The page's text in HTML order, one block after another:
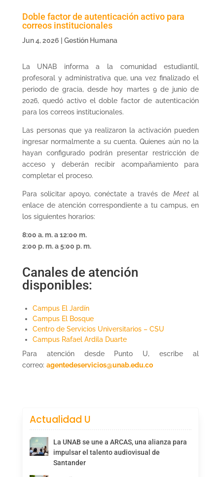
Doble factor de autenticación activo para
correos institucionales
Jun 4, 2026 Gestión Humana
La UNAB informa a la comunidad estudiantil,
profesoral y administrativa que, una vez finalizado el
periodo de gracia, desde hoy martes 9 de junio de
2026, quedó activo el doble factor de autenticación
para los correos institucionales.
Las personas que ya realizaron la activación pueden
ingresar normalmente a su cuenta. Quienes aún no la
hayan configurado podrán presentar restricción de
acceso y deberán recibir acompañamiento para
completar el proceso.
Para solicitar apoyo, conéctate a través deMeet al
enlace de atención correspondiente a tu campus, en
los siguientes horarios:
8:00 a. m. a 12:00 m.
2:00 p. m. a 5:00 p. m.
Canales de atención
disponibles:
Campus El Jardín
Campus El Bosque
Centro de Servicios Universitarios – CSU
Campus Rafael Ardila Duarte
Para atención desde Punto U, escribe al
correo: agentedeservicios@unab.edu.co
Actualidad U
La UNAB se une a ARCAS, una alianza para
impulsar el talento audiovisual de
Santander